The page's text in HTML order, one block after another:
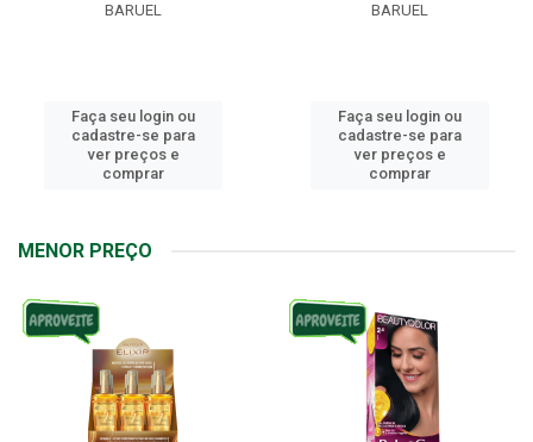
BARUEL
Faça seu login ou
cadastre-se para
ver preços e
comprar
BARUEL
Faça seu login ou
cadastre-se para
ver preços e
comprar
MENOR PREÇO